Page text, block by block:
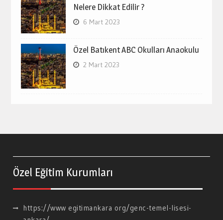
Nelere Dikkat Edilir ?
6 Mart 2023
Özel Batıkent ABC Okulları Anaokulu
2 Mart 2023
Özel Eğitim Kurumları
https://www egitimankara org/genc-temel-lisesi-